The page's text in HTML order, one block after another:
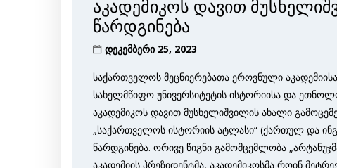
აკადემიკოს დავით
წარდგინება
დეკემბერი 25, 2023
საქართველოს მეცნიერებათა ეროვნული
სახელმწიფო უნივერსიტეტის ისტორიისა და
აკადემიკოს დავით მუსხელიშვილის ახალი
„საქართველოს ისტორიის ატლასი“ (ქართულ და
წარდგინება. ორივე წიგნი გამომცემლობა
აკადემიის პრეზიდენტმა, აკადემიკოსმა როინ